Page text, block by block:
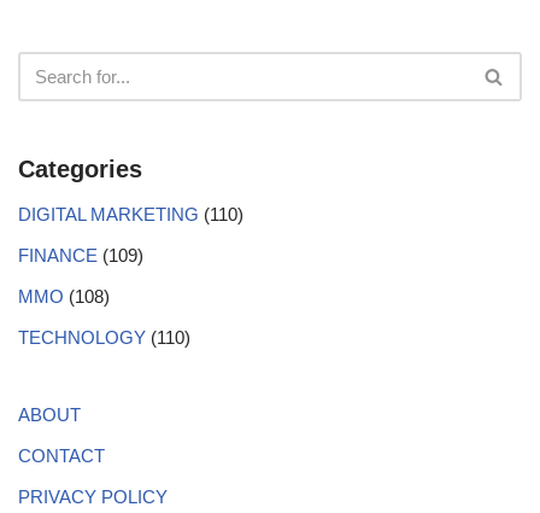
Categories
DIGITAL MARKETING (110)
FINANCE (109)
MMO (108)
TECHNOLOGY (110)
ABOUT
CONTACT
PRIVACY POLICY